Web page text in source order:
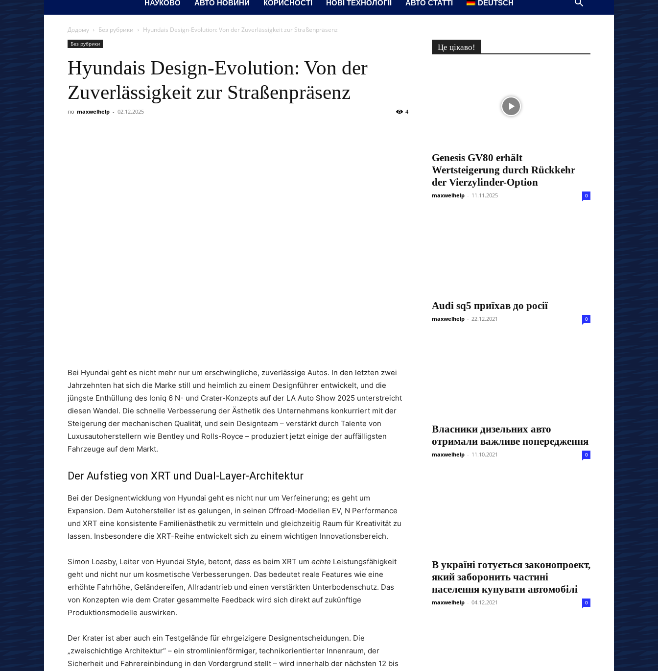
НАУКОВО АВТО НОВИНИ КОРИСНОСТІ НОВІ ТЕХНОЛОГІЇ АВТО СТАТТІ DEUTSCH
Додому Без рубрики Hyundais Design-Evolution: Von der Zuverlässigkeit zur Straßenpräsenz
Без рубрики
Hyundais Design-Evolution: Von der
Zuverlässigkeit zur Straßenpräsenz
по maxwelhelp - 02.12.2025 4
Bei Hyundai geht es nicht mehr nur um erschwingliche, zuverlässige Autos. In den letzten zwei
Jahrzehnten hat sich die Marke still und heimlich zu einem Designführer entwickelt, und die
jüngste Enthüllung des Ioniq 6 N- und Crater-Konzepts auf der LA Auto Show 2025 unterstreicht
diesen Wandel. Die schnelle Verbesserung der Ästhetik des Unternehmens konkurriert mit der
Steigerung der mechanischen Qualität, und sein Designteam – verstärkt durch Talente von
Luxusautoherstellern wie Bentley und Rolls-Royce – produziert jetzt einige der auffälligsten
Fahrzeuge auf dem Markt.
Der Aufstieg von XRT und Dual-Layer-Architektur
Bei der Designentwicklung von Hyundai geht es nicht nur um Verfeinerung; es geht um
Expansion. Dem Autohersteller ist es gelungen, in seinen Offroad-Modellen EV, N Performance
und XRT eine konsistente Familienästhetik zu vermitteln und gleichzeitig Raum für Kreativität zu
lassen. Insbesondere die XRT-Reihe entwickelt sich zu einem wichtigen Innovationsbereich.
Simon Loasby, Leiter von Hyundai Style, betont, dass es beim XRT um echte Leistungsfähigkeit
geht und nicht nur um kosmetische Verbesserungen. Das bedeutet reale Features wie eine
erhöhte Fahrhöhe, Geländereifen, Allradantrieb und einen verstärkten Unterbodenschutz. Das
von Konzepten wie dem Crater gesammelte Feedback wird sich direkt auf zukünftige
Produktionsmodelle auswirken.
Der Krater ist aber auch ein Testgelände für ehrgeizigere Designentscheidungen. Die
„zweischichtige Architektur“ – ein stromlinienförmiger, technikorientierter Innenraum, der
Sicherheit und Fahrereinbindung in den Vordergrund stellt – wird innerhalb der nächsten 12 bis
Це цікаво!
Genesis GV80 erhält
Wertsteigerung durch Rückkehr
der Vierzylinder-Option
maxwelhelp - 11.11.2025 0
Audi sq5 приїхав до росії
maxwelhelp - 22.12.2021 0
Власники дизельних авто
отримали важливе попередження
maxwelhelp - 11.10.2021 0
В україні готується законопроект,
який заборонить частині
населення купувати автомобілі
maxwelhelp - 04.12.2021 0